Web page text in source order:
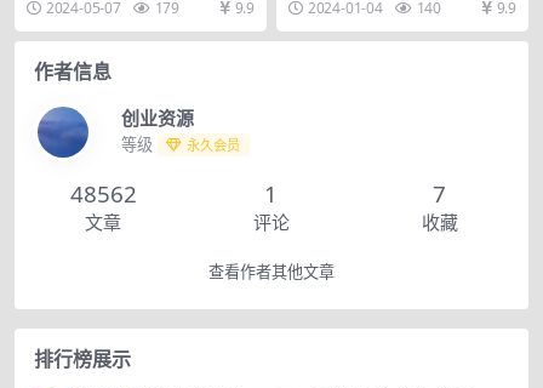
规则 只需要搬运...
2024-05-07 179 9.9
流到私域，一单收取...
2024-01-04 140 9.9
作者信息
创业资源
等级 永久会员
48562
文章
1
评论
7
收藏
查看作者其他文章
排行榜展示